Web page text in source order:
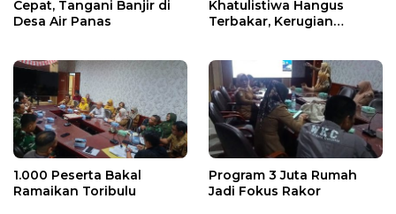
Cepat, Tangani Banjir di
Desa Air Panas
Khatulistiwa Hangus
Terbakar, Kerugian
1.000 Peserta Bakal
Ramaikan Toribulu
Program 3 Juta Rumah
Jadi Fokus Rakor